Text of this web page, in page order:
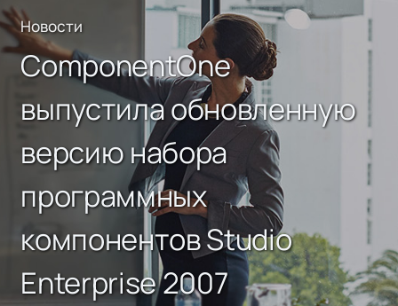
Новости
ComponentOne
выпустила обновленную
версию набора
программных
компонентов Studio
Enterprise 2007